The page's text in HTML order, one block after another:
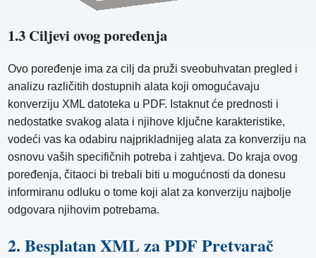
1.3 Ciljevi ovog poređenja
Ovo poređenje ima za cilj da pruži sveobuhvatan pregled i
analizu različitih dostupnih alata koji omogućavaju
konverziju XML datoteka u PDF. Istaknut će prednosti i
nedostatke svakog alata i njihove ključne karakteristike,
vodeći vas ka odabiru najprikladnijeg alata za konverziju na
osnovu vaših specifičnih potreba i zahtjeva. Do kraja ovog
poređenja, čitaoci bi trebali biti u mogućnosti da donesu
informiranu odluku o tome koji alat za konverziju najbolje
odgovara njihovim potrebama.
2. Besplatan XML za PDF Pretvarač